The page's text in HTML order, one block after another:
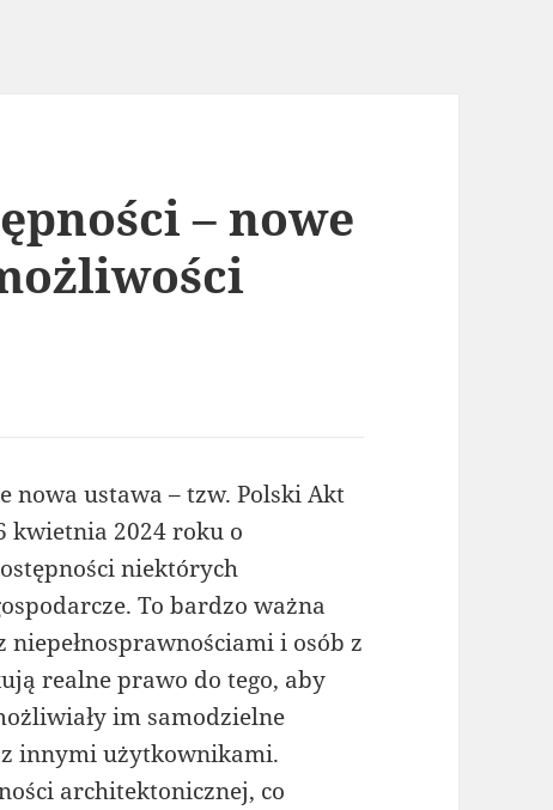
– nowe
nowa ustawa – tzw. Polski Akt
kwietnia 2024 roku o
niektórych
To bardzo ważna
i osób z
realne prawo do tego, aby
im samodzielne
innymi użytkownikami.
architektonicznej, co